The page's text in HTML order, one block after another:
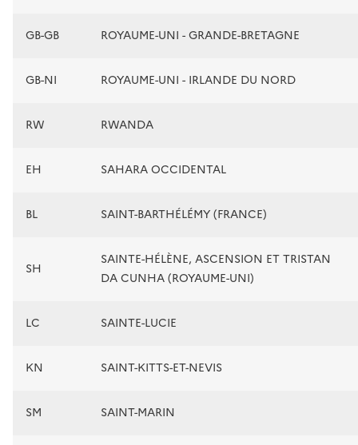
GB-GB ROYAUME-UNI - GRANDE-BRETAGNE
GB-NI ROYAUME-UNI - IRLANDE DU NORD
RW RWANDA
EH SAHARA OCCIDENTAL
BL SAINT-BARTHÉLÉMY (FRANCE)
SH
SAINTE-HÉLÈNE, ASCENSION ET TRISTAN
DA CUNHA (ROYAUME-UNI)
LC SAINTE-LUCIE
KN SAINT-KITTS-ET-NEVIS
SM SAINT-MARIN